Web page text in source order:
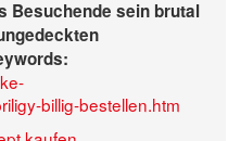
Besuchende sein brutal
billig-bestellen.htm